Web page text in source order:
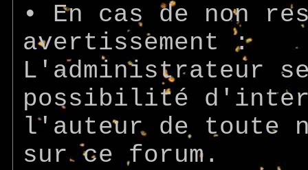
• En cas de non
avertissement :
L'administrateur
possibilité
l'auteur de toute
sur ce forum.